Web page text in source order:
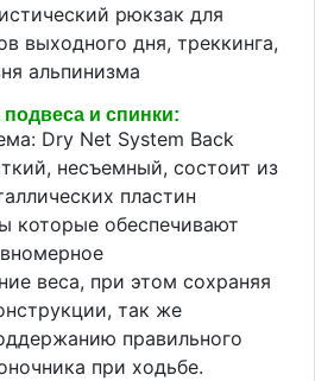
рюкзак для
выходного дня, треккинга,
альпинизма
и спинки:
Dry Net System Back
несъемный, состоит из
пластин
которые обеспечивают
веса, при этом сохраняя
так же
правильного
при ходьбе.